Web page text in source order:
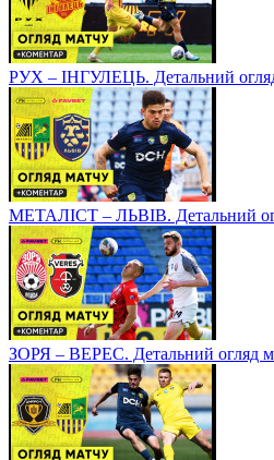
РУХ – ІНГУЛЕЦЬ. Детальний
МЕТАЛІСТ – ЛЬВІВ. Детальний
ЗОРЯ – ВЕРЕС. Детальний огляд